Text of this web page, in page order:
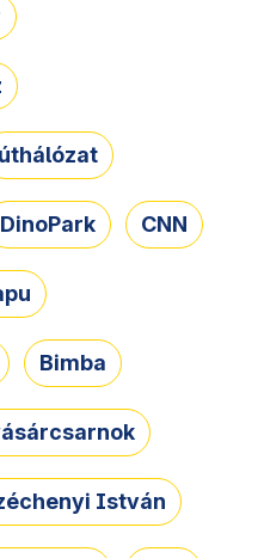
úthálózat
DinoPark CNN
Bimba
István